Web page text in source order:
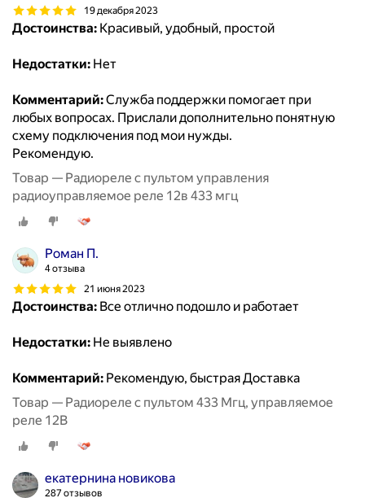
19 декабря 2023
Достоинства: Красивый, удобный, простой
Недостатки: Нет
Комментарий:Служба поддержки помогает при
любых вопросах. Прислали дополнительно понятную
схему подключения под мои нужды.
Рекомендую.
Товар — Радиореле с пультом управления
радиоуправляемое реле 12в 433 мгц
Роман П.
4 отзыва
21 июня 2023
Достоинства: Все отлично подошло и работает
Недостатки: Не выявлено
Комментарий: Рекомендую, быстрая Доставка
Товар — Радиореле с пультом 433 Мгц, управляемое
реле 12В
екатернина новикова
287 отзывов